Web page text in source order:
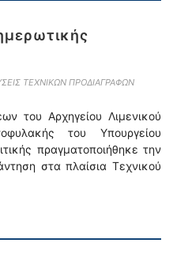
ΤΕΧΝΙΚΩΝ ΠΡΟΔΙΑΓΡΑΦΩΝ
του Αρχηγείου Λιμενικού
του Υπουργείου
πραγματοποιήθηκε την
στα πλαίσια Τεχνικού